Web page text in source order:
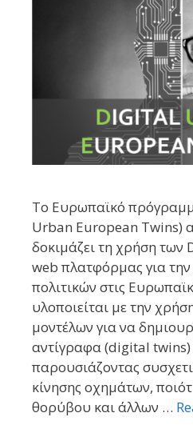
Το Ευρωπαϊκό
Urban European Twins)
δοκιμάζει τη χρήση
web πλατφόρμας για
πολιτικών στις
υλοποιείται με την
μοντέλων για να
αντίγραφα (digital
παρουσιάζοντας
κίνησης οχημάτων,
θορύβου και άλλων …